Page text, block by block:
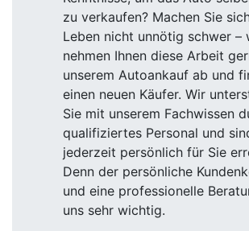
zu verkaufen? Machen Sie
Leben nicht unnötig schwer –
nehmen Ihnen diese Arbeit
unserem Autoankauf ab und
einen neuen Käufer. Wir
Sie mit unserem Fachwissen
qualifiziertes Personal und
jederzeit persönlich für Sie
Denn der persönliche
und eine professionelle
uns sehr wichtig.